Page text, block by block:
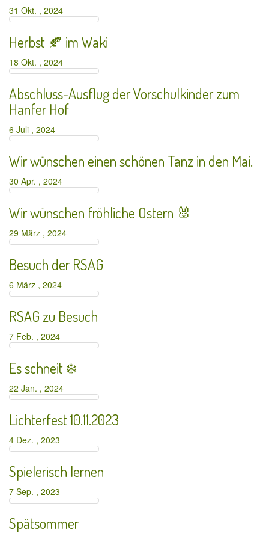
31 Okt. , 2024
Herbst 🍂 im Waki
18 Okt. , 2024
Abschluss-Ausflug der Vorschulkinder zum
Hanfer Hof
6 Juli , 2024
Wir wünschen einen schönen Tanz in den Mai.
30 Apr. , 2024
Wir wünschen fröhliche Ostern 🐰
29 März , 2024
Besuch der RSAG
6 März , 2024
RSAG zu Besuch
7 Feb. , 2024
Es schneit ❄️
22 Jan. , 2024
Lichterfest 10.11.2023
4 Dez. , 2023
Spielerisch lernen
7 Sep. , 2023
Spätsommer